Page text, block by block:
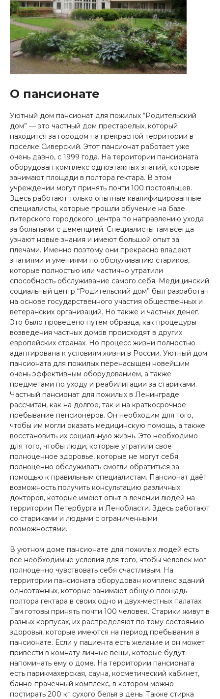
О пансионате
Уютный дом пансионат для пожилых “Родительский
дом” — это частный дом престарелых, который
находится за городом на прекрасной территории в
поселке Сиверский. Этот пансионат работает уже
очень давно, с 1999 года. На территории пансионата
оборудован комплекс одноэтажных знаний, которые
занимают площади в полтора гектара. В этом
учреждении могут принять почти 100 постояльцев.
Здесь работают только опытные квалифицированные
специалисты, которые прошли обучение на базе
питерского городского центра по направлению ухода
за больными с деменцией. Специалисты там всегда
узнают новые знания и имеют большой опыт за
плечами. Именно поэтому они прекрасно владеют
знаниями и умениями по обслуживанию стариков,
которые полностью или частично утратили
способность обслуживание самого себя. Медицинский
социальный центр “Родительский дом” был разработан
на основе государственного участия общественных и
ветеранских организаций. Но также и частных денег.
Это было проведено путем образца, как процедуры
возведения частных домов происходят в других
европейских странах. Но процесс жизни полностью
адаптирована к условиям жизни в России. Уютный дом
пансионата для пожилых перенасыщен новейшим
очень эффективным оборудованием, а также
предметами по уходу и реабилитации за стариками.
Частный пансионат для пожилых в Ленинграде
рассчитан, как на долгое, так и на краткосрочное
пребывание пенсионеров. Он необходим для того,
чтобы им могли оказать медицинскую помощь, а также
восстановить их социальную жизнь. Это необходимо
для того, чтобы люди, которые утратили свое
полноценное здоровье, которые не могут себя
полноценно обслуживать смогли обратиться за
помощью к правильным специалистам. Пансионат даёт
возможность получить консультацию различных
докторов, которые имеют опыт в лечении людей на
территории Петербурга и Ленобласти. Здесь работают
со стариками и людьми с ограниченными
возможностями.
В уютном доме пансионате для пожилых людей есть
все необходимые условия для того, чтобы человек мог
полноценно чувствовать себя счастливым. На
территории пансионата оборудован комплекс зданий
одноэтажных, которые занимают общую площадь
полтора гектара в своих одно и двух-местных палатах.
Там готовы принять почти 100 человек. Старики живут в
разных корпусах, их распределяют по тому состоянию
здоровья, которые имеются на период пребывания в
пансионате. Если у пациента есть желание и он может
привести в комнату личные вещи, которые будут
напоминать ему о доме. На территории пансионата
есть парикмахерская, сауна, косметический кабинет,
банно-прачечный комплекс, в котором можно
постирать 200 кг сухого белья в день. Также стирка